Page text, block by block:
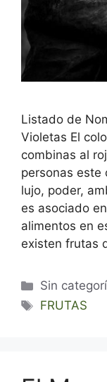
Listado de
Violetas El
combinas al
personas este
lujo, poder,
es asociado
alimentos en
existen frutas
Categorías
Sin
Etiquetas
FRUTAS